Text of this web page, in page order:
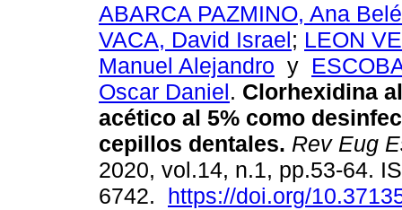
ABARCA PAZMINO, Ana
VACA, David Israel; LEON
Manuel Alejandro y
Oscar Daniel. Clorhexidina
acético al 5% como
cepillos dentales. Rev Eug
2020, vol.14, n.1, pp.53-64.
6742. https://doi.org/